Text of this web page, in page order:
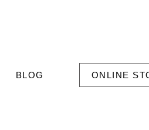
BLOG ONLINE